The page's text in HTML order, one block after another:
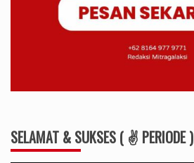
SELAMAT & SUKSES ( ✌ PERIODE )